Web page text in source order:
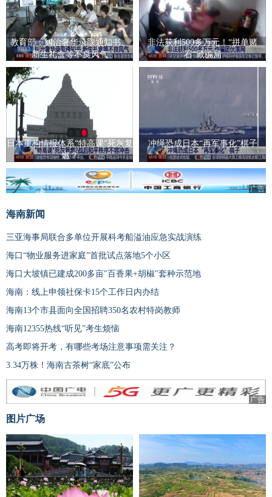
教育部：纠治奢华录取通知书、
新生礼盒等不良风气
非法获利500多万元！“拼单赌
石”藏骗局
日本重构情报体系“特高课”死灰复
燃？
冲绳恐成日本“再军事化”棋子
广告
海南新闻
三亚海事局联合多单位开展科考船溢油应急实战演练
海口“物业服务进家庭”首批试点落地5个小区
海口大坡镇已建成200多亩"百香果+胡椒"套种示范地
海南：线上申领社保卡15个工作日内办结
海南13个市县面向全国招聘350名农村特岗教师
海南12355热线“听见”考生烦恼
高考即将开考，有哪些考场注意事项需关注？
3.34万株！海南古茶树“家底”公布
广告
图片广场